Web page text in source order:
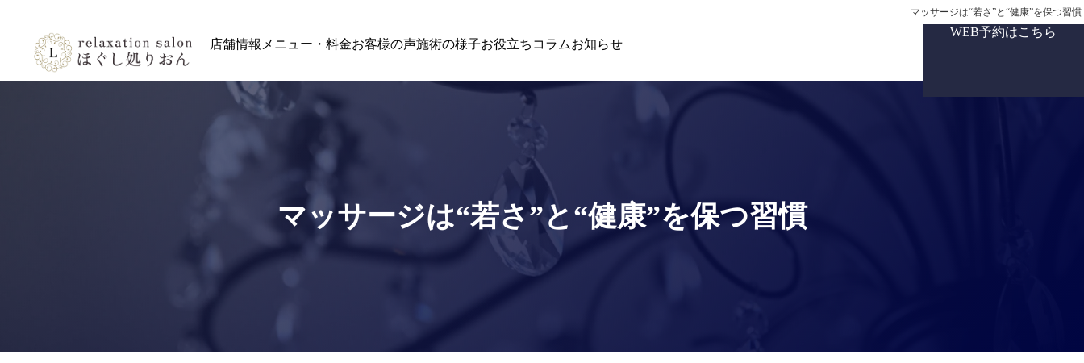
マッサージは“若さ”と“健康”を保つ習慣
店舗情報 メニュー・料金お客様の声施術の様子お役立ちコラムお知らせ
WEB予約はこちら
マッサージは“若さ”と“健康”を保つ習慣